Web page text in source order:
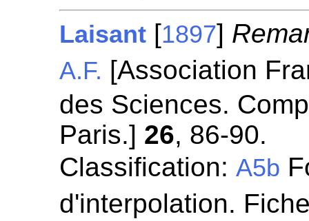
Laisant [1897]
A.F. [Association
des Sciences.
Paris.] 26, 86-90.
Classification:A5b
d'interpolation.